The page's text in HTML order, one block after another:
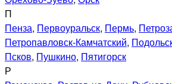
П
Пенза, Первоуральск, Пермь,
Петропавловск-Камчатский,
Псков, Пушкино, Пятигорск
Р